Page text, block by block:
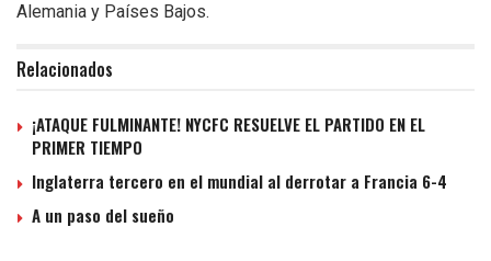
Alemania y Países Bajos.
Relacionados
¡ATAQUE FULMINANTE! NYCFC RESUELVE EL PARTIDO EN EL
PRIMER TIEMPO
Inglaterra tercero en el mundial al derrotar a Francia 6-4
A un paso del sueño